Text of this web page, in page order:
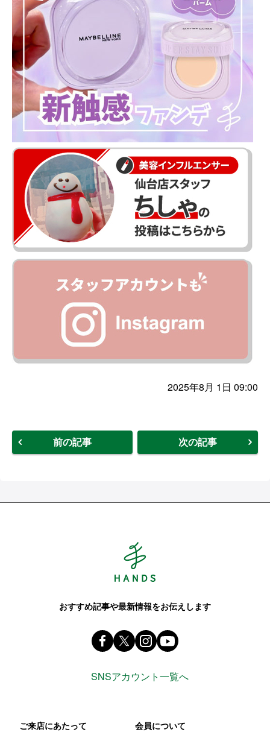
2025年8月 1日 09:00
前の記事 次の記事
おすすめ記事や最新情報をお伝えします
Facebook ハンズ公式ファンページ
X(旧 twitter) @Hands_official_
instagram
SNSアカウント一覧へ
ご来店にあたって 会員について